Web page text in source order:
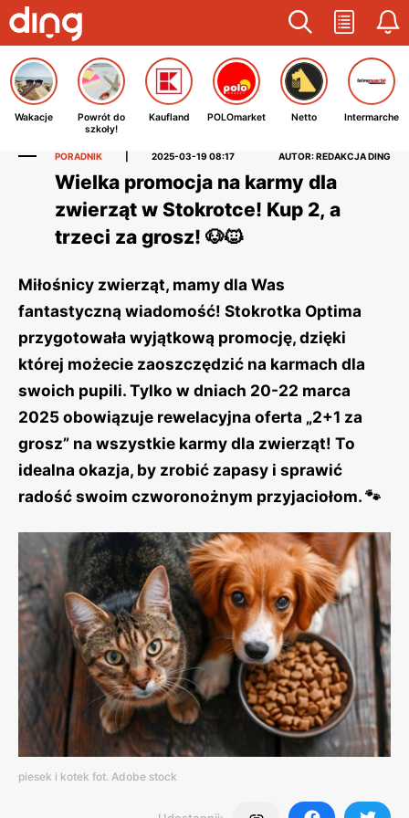
Wakacje
Powrót do
szkoły!
Kaufland POLOmarket Netto Intermarche
PORADNIK 2025-03-19 08:17 AUTOR: REDAKCJA DING
Wielka promocja na karmy dla
zwierząt w Stokrotce! Kup 2, a
trzeci za grosz! 🐶🐱
Miłośnicy zwierząt, mamy dla Was
fantastyczną wiadomość! Stokrotka Optima
przygotowała wyjątkową promocję, dzięki
której możecie zaoszczędzić na karmach dla
swoich pupili. Tylko w dniach 20-22 marca
2025 obowiązuje rewelacyjna oferta „2+1 za
grosz” na wszystkie karmy dla zwierząt! To
idealna okazja, by zrobić zapasy i sprawić
radość swoim czworonożnym przyjaciołom. 🐾
piesek i kotek fot. Adobe stock